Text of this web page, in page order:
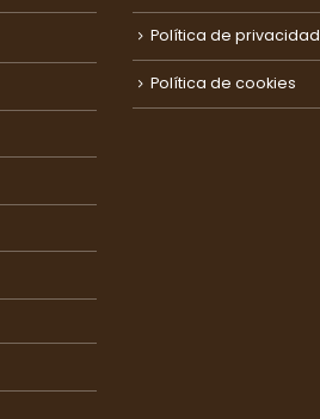
Política de privacidad
Política de cookies